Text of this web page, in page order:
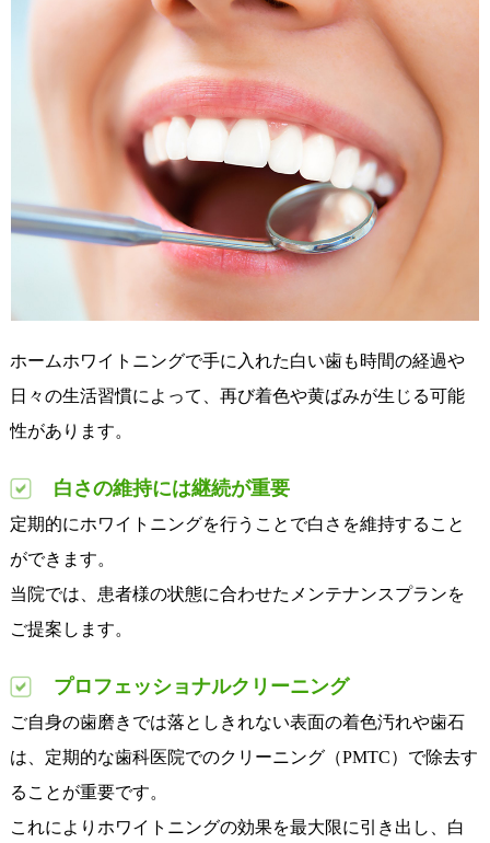
ホームホワイトニングで手に入れた白い歯も時間の経過や
日々の生活習慣によって、再び着色や黄ばみが生じる可能
性があります。
白さの維持には継続が重要
定期的にホワイトニングを行うことで白さを維持すること
ができます。
当院では、患者様の状態に合わせたメンテナンスプランを
ご提案します。
プロフェッショナルクリーニング
ご自身の歯磨きでは落としきれない表面の着色汚れや歯石
は、定期的な歯科医院でのクリーニング（PMTC）で除去す
ることが重要です。
これによりホワイトニングの効果を最大限に引き出し、白